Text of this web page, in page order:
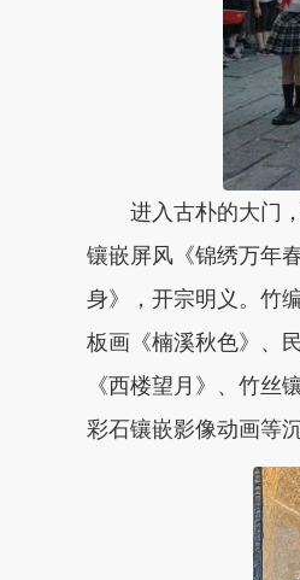
进入古朴的大门
镶嵌屏风《锦绣万年
身》
，开宗明义。 竹
板画《楠溪秋色》、
《西楼望月》、竹丝
彩石镶嵌影像动画等